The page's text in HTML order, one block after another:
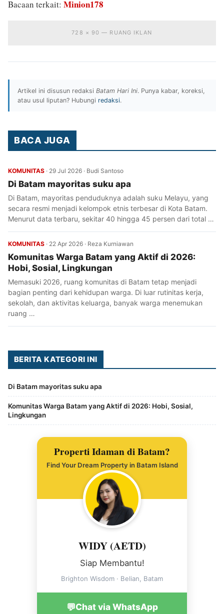
Bacaan terkait: Minion178
728 × 90 — RUANG IKLAN
Artikel ini disusun redaksi Batam Hari Ini. Punya kabar, koreksi,
atau usul liputan? Hubungi redaksi.
BACA JUGA
KOMUNITAS · 29 Jul 2026 · Budi Santoso
Di Batam mayoritas suku apa
Di Batam, mayoritas penduduknya adalah suku Melayu, yang
secara resmi menjadi kelompok etnis terbesar di Kota Batam.
Menurut data terbaru, sekitar 40 hingga 45 persen dari total …
KOMUNITAS · 22 Apr 2026 · Reza Kurniawan
Komunitas Warga Batam yang Aktif di 2026:
Hobi, Sosial, Lingkungan
Memasuki 2026, ruang komunitas di Batam tetap menjadi
bagian penting dari kehidupan warga. Di luar rutinitas kerja,
sekolah, dan aktivitas keluarga, banyak warga menemukan
ruang …
BERITA KATEGORI INI
Di Batam mayoritas suku apa
Komunitas Warga Batam yang Aktif di 2026: Hobi, Sosial,
Lingkungan
Properti Idaman di Batam?
Find Your Dream Property in Batam Island
WIDY (AETD)
Siap Membantu!
Brighton Wisdom · Belian, Batam
💬Chat via WhatsApp